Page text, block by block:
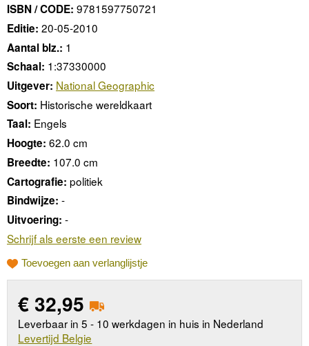
ISBN / CODE: 9781597750721
Editie: 20-05-2010
Aantal blz.: 1
Schaal: 1:37330000
Uitgever: National Geographic
Soort: Historische wereldkaart
Taal: Engels
Hoogte: 62.0 cm
Breedte: 107.0 cm
Cartografie: politiek
Bindwijze: -
Uitvoering: -
Schrijf als eerste een review
Toevoegen aan verlanglijstje
€ 32,95
Leverbaar in 5 - 10 werkdagen in huis in Nederland
Levertijd Belgie